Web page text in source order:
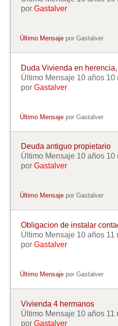
por Gastalver
Último Mensaje porGastalver
Duda Vivienda en
Último Mensaje 10 años 10
por Gastalver
Último Mensaje porGastalver
Deuda antiguo propietario
Último Mensaje 10 años 10
por Gastalver
Último Mensaje porGastalver
Obligacion de instalar
Último Mensaje 10 años 11
por Gastalver
Último Mensaje porGastalver
Vivienda 4 hermanos
Último Mensaje 10 años 11
por Gastalver